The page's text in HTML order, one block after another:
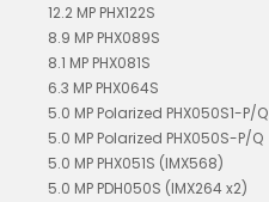
12.2 MP PHX122S
8.9 MP PHX089S
8.1 MP PHX081S
6.3 MP PHX064S
5.0 MP Polarized PHX050S1-P/Q
5.0 MP Polarized PHX050S-P/Q
5.0 MP PHX051S (IMX568)
5.0 MP PDH050S (IMX264 x2)